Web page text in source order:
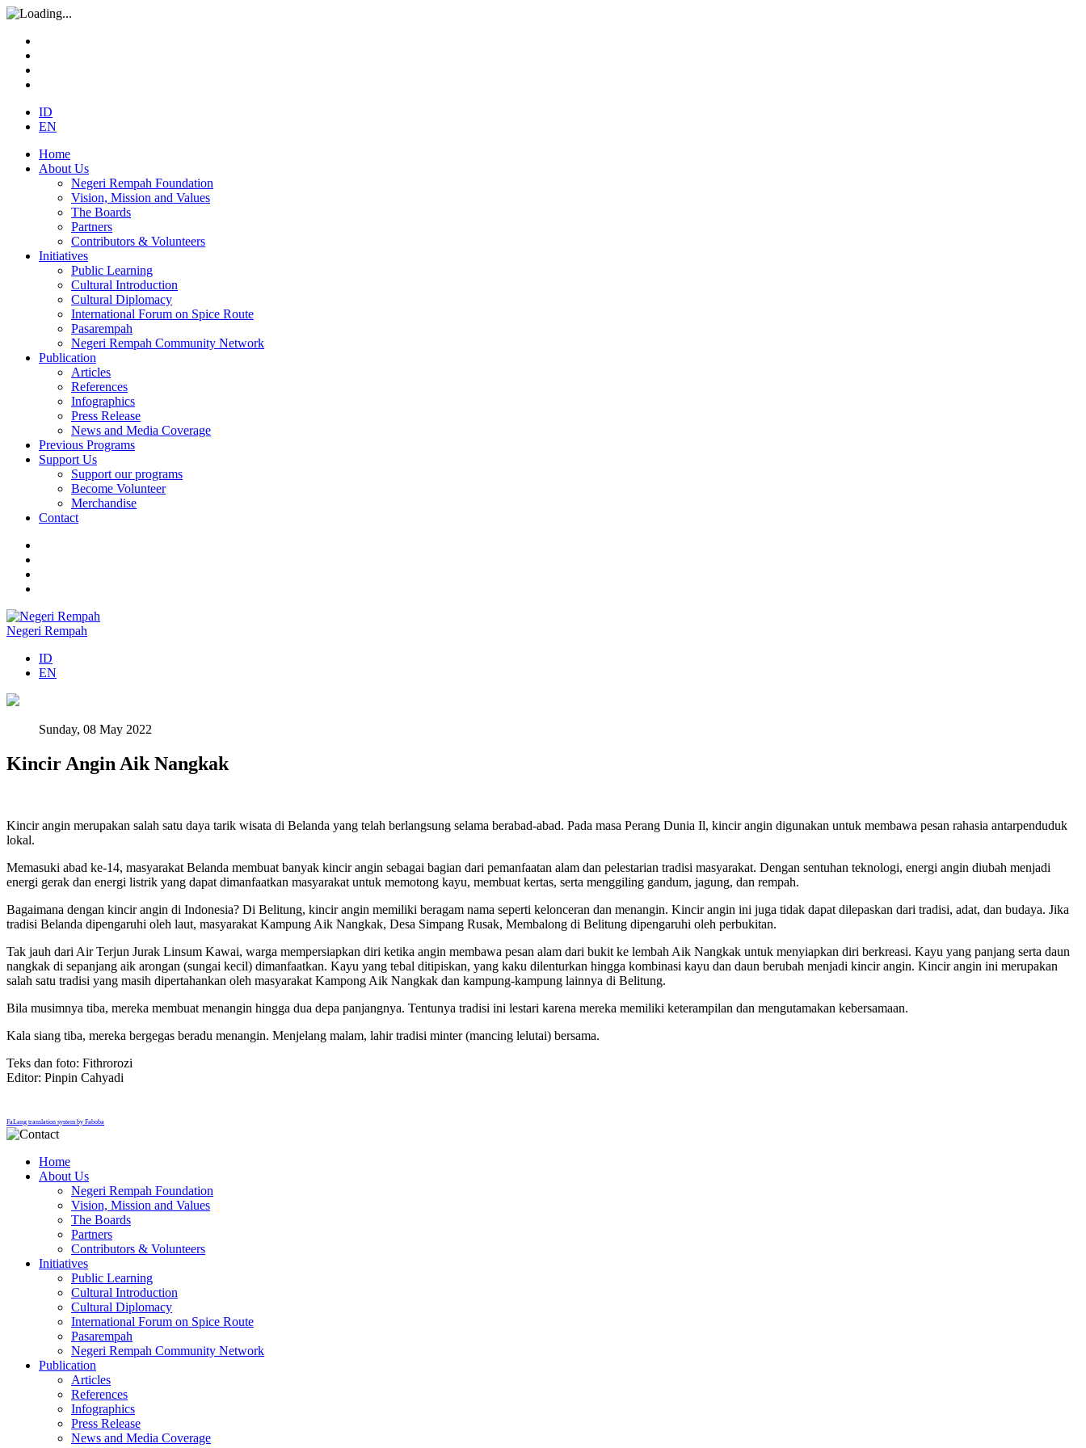
ID
EN
Home
About Us
Negeri Rempah Foundation
Vision, Mission and Values
The Boards
Partners
Contributors & Volunteers
Initiatives
Public Learning
Cultural Introduction
Cultural Diplomacy
International Forum on Spice Route
Pasarempah
Negeri Rempah Community Network
Publication
Articles
References
Infographics
Press Release
News and Media Coverage
Previous Programs
Support Us
Support our programs
Become Volunteer
Merchandise
Contact
Negeri Rempah
ID
EN
Sunday, 08 May 2022
Kincir Angin Aik Nangkak
Kincir angin merupakan salah satu daya tarik wisata di Belanda yang telah berlangsung selama berabad-abad. Pada masa Perang Dunia Il, kincir angin digunakan untuk membawa pesan rahasia antarpenduduk
lokal.
Memasuki abad ke-14, masyarakat Belanda membuat banyak kincir angin sebagai bagian dari pemanfaatan alam dan pelestarian tradisi masyarakat. Dengan sentuhan teknologi, energi angin diubah menjadi
energi gerak dan energi listrik yang dapat dimanfaatkan masyarakat untuk memotong kayu, membuat kertas, serta menggiling gandum, jagung, dan rempah.
Bagaimana dengan kincir angin di Indonesia? Di Belitung, kincir angin memiliki beragam nama seperti kelonceran dan menangin. Kincir angin ini juga tidak dapat dilepaskan dari tradisi, adat, dan budaya. Jika
tradisi Belanda dipengaruhi oleh laut, masyarakat Kampung Aik Nangkak, Desa Simpang Rusak, Membalong di Belitung dipengaruhi oleh perbukitan.
Tak jauh dari Air Terjun Jurak Linsum Kawai, warga mempersiapkan diri ketika angin membawa pesan alam dari bukit ke lembah Aik Nangkak untuk menyiapkan diri berkreasi. Kayu yang panjang serta daun
nangkak di sepanjang aik arongan (sungai kecil) dimanfaatkan. Kayu yang tebal ditipiskan, yang kaku dilenturkan hingga kombinasi kayu dan daun berubah menjadi kincir angin. Kincir angin ini merupakan
salah satu tradisi yang masih dipertahankan oleh masyarakat Kampong Aik Nangkak dan kampung-kampung lainnya di Belitung.
Bila musimnya tiba, mereka membuat menangin hingga dua depa panjangnya. Tentunya tradisi ini lestari karena mereka memiliki keterampilan dan mengutamakan kebersamaan.
Kala siang tiba, mereka bergegas beradu menangin. Menjelang malam, lahir tradisi minter (mancing lelutai) bersama.
Teks dan foto: Fithrorozi
Editor: Pinpin Cahyadi
FaLang translation system by Faboba
Home
About Us
Negeri Rempah Foundation
Vision, Mission and Values
The Boards
Partners
Contributors & Volunteers
Initiatives
Public Learning
Cultural Introduction
Cultural Diplomacy
International Forum on Spice Route
Pasarempah
Negeri Rempah Community Network
Publication
Articles
References
Infographics
Press Release
News and Media Coverage